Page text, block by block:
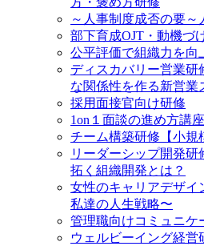
～人事制度成否の要～
部下育成OJT・動機づ
公平評価で組織力を向
ディスカバリー営業
な関係性を作る新営業
採用面接官向け研修
1on１面談の進め方講座
チーム構築研修【小規
リーダーシップ開発
拓く組織開発とは？
女性のキャリアデザ
私達の人生戦略〜
管理職向けコミュニケ
ウェルビーイング経営